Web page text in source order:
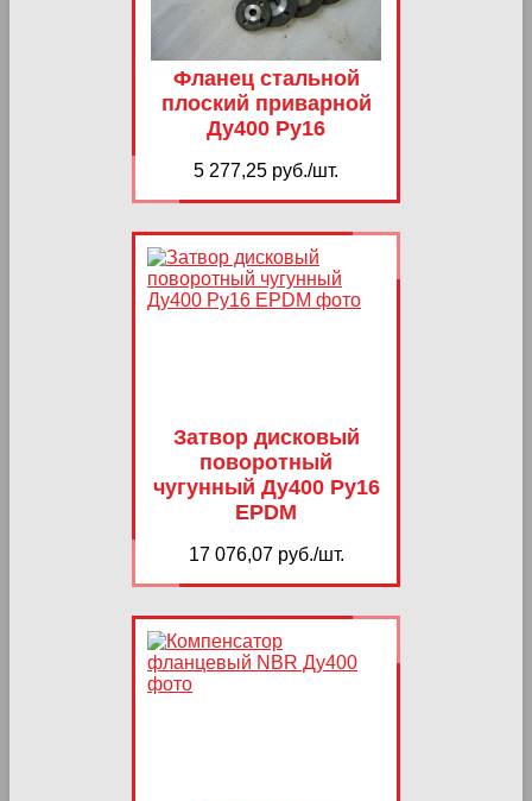
Фланец стальной
плоский приварной
Ду400 Ру16
5 277,25 руб./шт.
Затвор дисковый
поворотный
чугунный Ду400 Ру16
EPDM
17 076,07 руб./шт.